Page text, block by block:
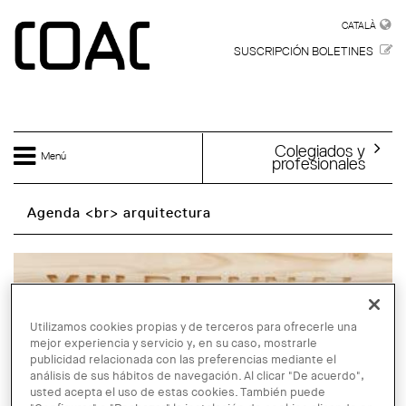
CATALÀ
SUSCRIPCIÓN BOLETINES
Menú Colegiados y
profesionales
Agenda <br> arquitectura
Utilizamos cookies propias y de terceros para ofrecerle una
mejor experiencia y servicio y, en su caso, mostrarle
publicidad relacionada con las preferencias mediante el
análisis de sus hábitos de navegación. Al clicar "De acuerdo",
usted acepta el uso de estas cookies. También puede